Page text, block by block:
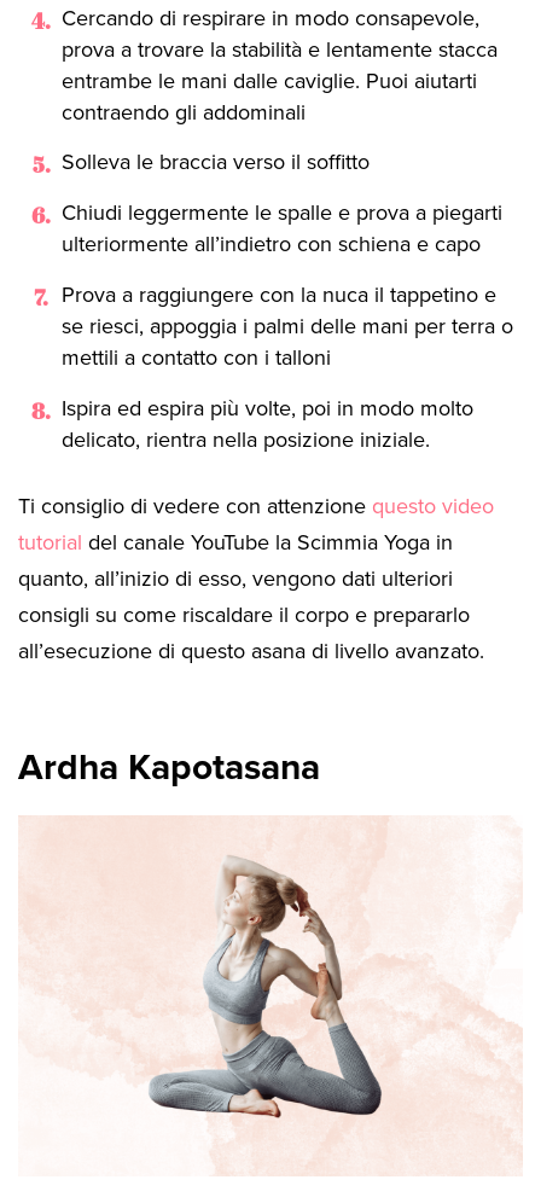
Cercando di respirare in modo consapevole,
prova a trovare la stabilità e lentamente stacca
entrambe le mani dalle caviglie. Puoi aiutarti
contraendo gli addominali
Solleva le braccia verso il soffitto
Chiudi leggermente le spalle e prova a piegarti
ulteriormente all’indietro con schiena e capo
Prova a raggiungere con la nuca il tappetino e
se riesci, appoggia i palmi delle mani per terra o
mettili a contatto con i talloni
Ispira ed espira più volte, poi in modo molto
delicato, rientra nella posizione iniziale.
Ti consiglio di vedere con attenzione questo video
tutorial del canale YouTube la Scimmia Yoga in
quanto, all’inizio di esso, vengono dati ulteriori
consigli su come riscaldare il corpo e prepararlo
all’esecuzione di questo asana di livello avanzato.
Ardha Kapotasana